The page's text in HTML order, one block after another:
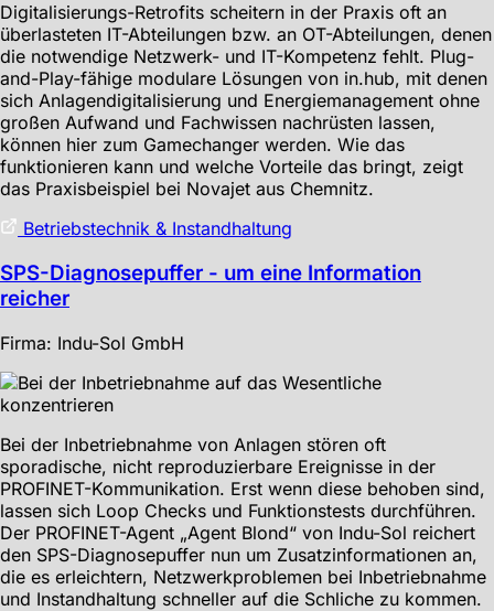
Digitalisierungs-Retrofits scheitern in der Praxis oft an
überlasteten IT-Abteilungen bzw. an OT-Abteilungen, denen
die notwendige Netzwerk- und IT-Kompetenz fehlt. Plug-
and-Play-fähige modulare Lösungen von in.hub, mit denen
sich Anlagendigitalisierung und Energiemanagement ohne
großen Aufwand und Fachwissen nachrüsten lassen,
können hier zum Gamechanger werden. Wie das
funktionieren kann und welche Vorteile das bringt, zeigt
das Praxisbeispiel bei Novajet aus Chemnitz.
Betriebstechnik & Instandhaltung
SPS-Diagnosepuffer - um eine Information
reicher
Firma: Indu-Sol GmbH
Bei der Inbetriebnahme von Anlagen stören oft
sporadische, nicht reproduzierbare Ereignisse in der
PROFINET-Kommunikation. Erst wenn diese behoben sind,
lassen sich Loop Checks und Funktionstests durchführen.
Der PROFINET-Agent „Agent Blond“ von Indu-Sol reichert
den SPS-Diagnosepuffer nun um Zusatzinformationen an,
die es erleichtern, Netzwerkproblemen bei Inbetriebnahme
und Instandhaltung schneller auf die Schliche zu kommen.